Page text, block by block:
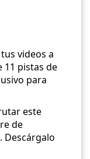
videos a
11 pistas de
para
este
de
Descárgalo